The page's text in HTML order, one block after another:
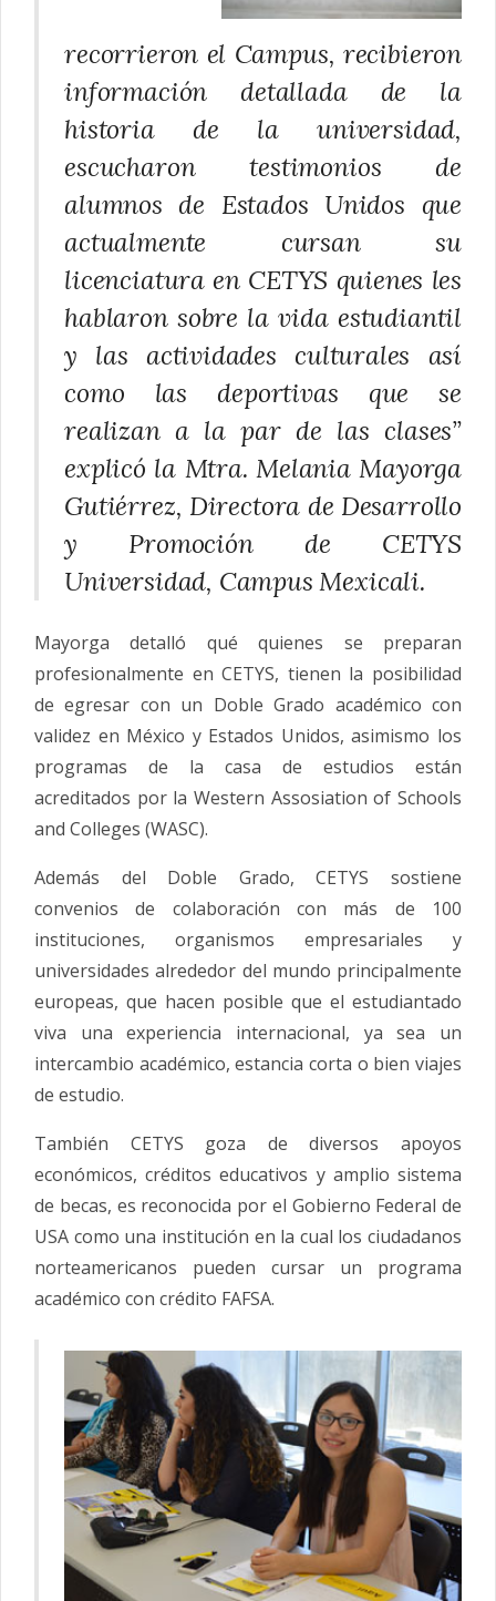
recorrieron el Campus, recibieron
información detallada de la
historia de la universidad,
escucharon testimonios de
alumnos de Estados Unidos que
actualmente cursan su
licenciatura en CETYS quienes les
hablaron sobre la vida estudiantil
y las actividades culturales así
como las deportivas que se
realizan a la par de las clases”
explicó la Mtra. Melania Mayorga
Gutiérrez, Directora de Desarrollo
y Promoción de CETYS
Universidad, Campus Mexicali.
Mayorga detalló qué quienes se preparan
profesionalmente en CETYS, tienen la posibilidad
de egresar con un Doble Grado académico con
validez en México y Estados Unidos, asimismo los
programas de la casa de estudios están
acreditados por la Western Assosiation of Schools
and Colleges (WASC).
Además del Doble Grado, CETYS sostiene
convenios de colaboración con más de 100
instituciones, organismos empresariales y
universidades alrededor del mundo principalmente
europeas, que hacen posible que el estudiantado
viva una experiencia internacional, ya sea un
intercambio académico, estancia corta o bien viajes
de estudio.
También CETYS goza de diversos apoyos
económicos, créditos educativos y amplio sistema
de becas, es reconocida por el Gobierno Federal de
USA como una institución en la cual los ciudadanos
norteamericanos pueden cursar un programa
académico con crédito FAFSA.